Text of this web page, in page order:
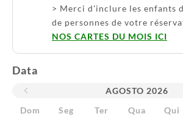
> Merci d'inclure les enfants
de personnes de votre
NOS CARTES DU MOIS ICI
Data
AGOSTO 2026
Dom
Seg Ter Qua Qui